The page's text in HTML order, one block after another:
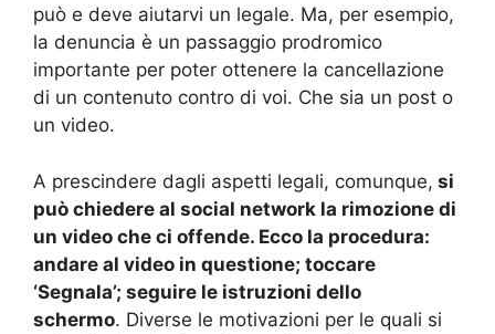
può e deve aiutarvi un legale. Ma, per esempio,
la denuncia è un passaggio prodromico
importante per poter ottenere la cancellazione
di un contenuto contro di voi. Che sia un post o
un video.
A prescindere dagli aspetti legali, comunque, si
può chiedere al social network la rimozione di
un video che ci offende. Ecco la procedura:
andare al video in questione; toccare
‘Segnala’; seguire le istruzioni dello
schermo. Diverse le motivazioni per le quali si